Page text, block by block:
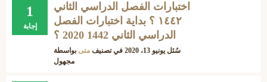
1
إجابة
اختبارات الفصل الدراسي الثاني
١٤٤٢ ؟ بداية اختبارات الفصل
الدراسي الثاني 1442 2020 ؟
سُئل يونيو 13، 2020 في تصنيف متى بواسطة
مجهول